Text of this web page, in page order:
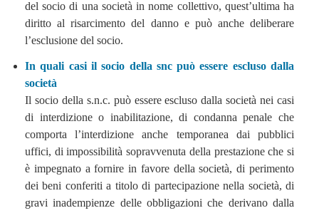
del socio di una società in nome collettivo, quest’ultima ha
diritto al risarcimento del danno e può anche deliberare
l’esclusione del socio.
In quali casi il socio della snc può essere escluso dalla
società
Il socio della s.n.c. può essere escluso dalla società nei casi
di interdizione o inabilitazione, di condanna penale che
comporta l’interdizione anche temporanea dai pubblici
uffici, di impossibilità sopravvenuta della prestazione che si
è impegnato a fornire in favore della società, di perimento
dei beni conferiti a titolo di partecipazione nella società, di
gravi inadempienze delle obbligazioni che derivano dalla